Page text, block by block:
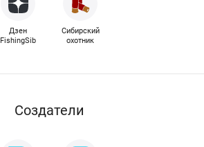
Дзен
FishingSib
Сибирский
охотник
Cоздатели